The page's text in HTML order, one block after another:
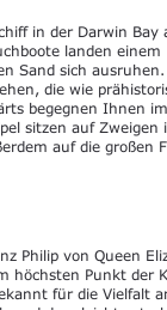
in der Darwin
landen
Sand sich
die wie
begegnen Ihnen
sitzen auf Zweigen
auf die großen
Philip von Queen
höchsten Punkt der
für die Vielfalt